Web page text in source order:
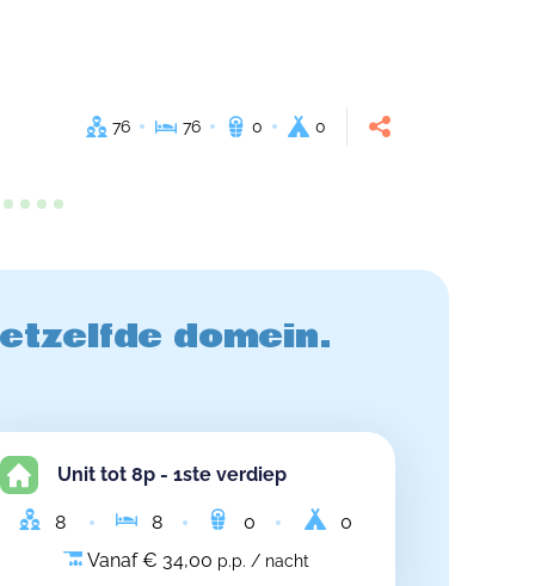
76 76 0 0
domein.
Unit tot 8p - 1ste verdiep
8 8 0
0
Vanaf € 34,00 p.p. / nacht